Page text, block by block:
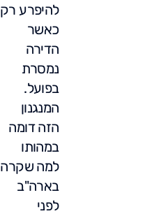
להיפרע רק
כאשר
הדירה
נמסרת
בפועל.
המנגנון
הזה דומה
במהותו
למה שקרה
בארה"ב
לפני